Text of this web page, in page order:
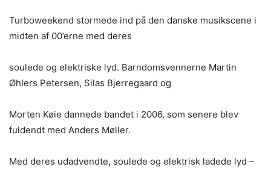
Turboweekend stormede ind på den danske musikscene i
midten af 00’erne med deres
soulede og elektriske lyd. Barndomsvennerne Martin
Øhlers Petersen, Silas Bjerregaard og
Morten Køie dannede bandet i 2006, som senere blev
fuldendt med Anders Møller.
Med deres udadvendte, soulede og elektrisk ladede lyd –